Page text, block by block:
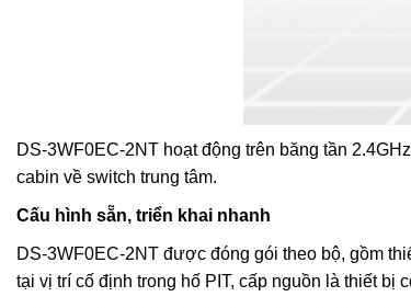
DS-3WF0EC-2NT hoạt động trên băng tần
cabin về switch trung tâm.
Cấu hình sẵn, triển khai nhanh
DS-3WF0EC-2NT được đóng gói theo bộ, gồm
tại vị trí cố định trong hố PIT, cấp nguồn là thiết bị